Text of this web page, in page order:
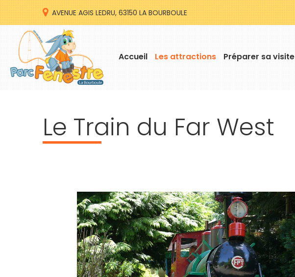
AVENUE AGIS LEDRU, 63150 LA BOURBOULE
Accueil Les attractions Préparer sa visite
Le Train du Far West